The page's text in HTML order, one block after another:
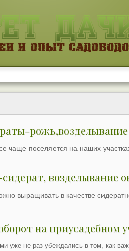
чаще поселяется на наших
возделывание
выращивать в качестве
на приусадебном
уже не раз убеждались в том, как